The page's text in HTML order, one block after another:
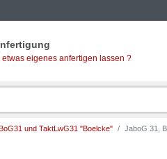
etwas eigenes anfertigen lassen ?
und TaktLwG31 "Boelcke" JaboG 31,